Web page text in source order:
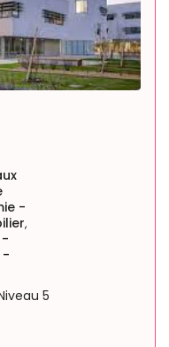
-
,
-
-
5